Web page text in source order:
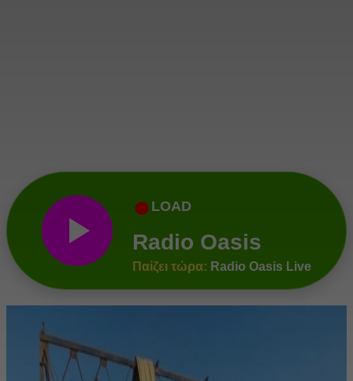
● LOAD
Radio Oasis
Παίζει τώρα: Radio Oasis Live